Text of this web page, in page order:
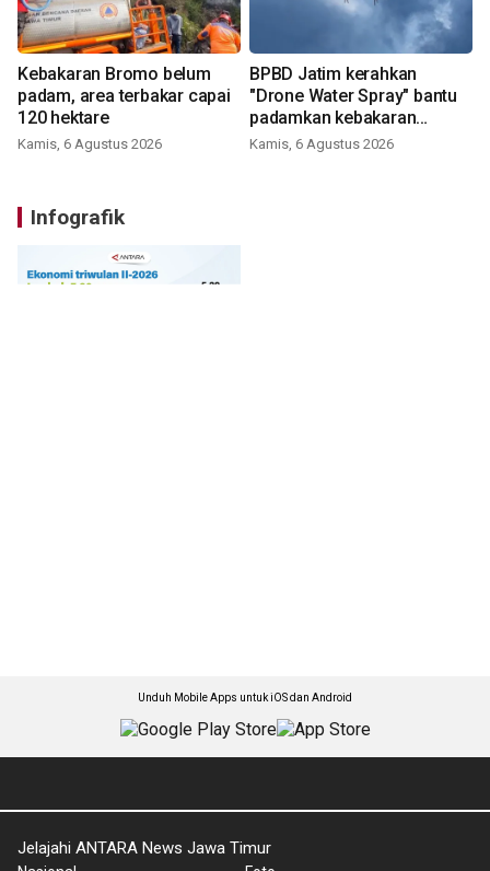
Kebakaran Bromo belum
padam, area terbakar capai
120 hektare
Kamis, 6 Agustus 2026
BPBD Jatim kerahkan
"Drone Water Spray" bantu
padamkan kebakaran
Bromo
Kamis, 6 Agustus 2026
Infografik
Unduh Mobile Apps untuk iOS dan Android
Jelajahi ANTARA News Jawa Timur